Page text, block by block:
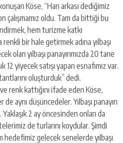
konuşan Köse, “Han arkası dediğimiz
oldu. Tam da bittiği bu
hem turizme katkı
renkli bir hale getirmek adına yılbaşı
olan yılbaşı panayırımızda 20 tane
12 yiyecek satışı yapan esnafımız var.
oluşturduk” dedi.
renk kattığını ifade eden Köse,
aynı düşüncedeler. Yılbaşı panayırı
2 ay öncesinden onları da
de turlarını koydular. Şimdi
hedefimiz gelecek senelerde yılbaşı